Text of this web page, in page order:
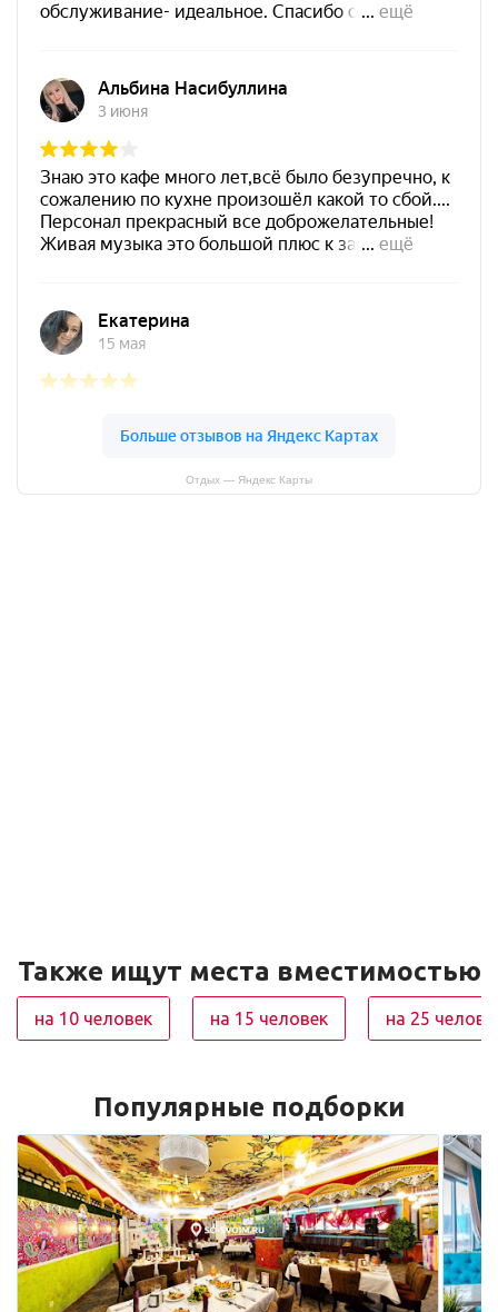
Отдых — Яндекс Карты
Также ищут места вместимостью
на 10 человек на 15 человек на 25
Популярные подборки